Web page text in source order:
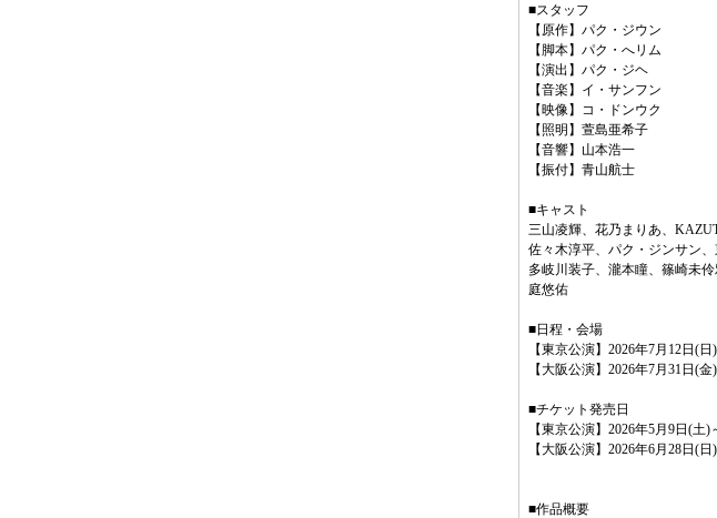
■スタッフ
【原作】パク・ジウン
【脚本】パク・へリム
【演出】パク・ジヘ
【音楽】イ・サンフン
【映像】コ・ドンウク
【照明】萱島亜希子
【音響】山本浩一
【振付】青山航士
■キャスト
三山凌輝、花乃まりあ、
佐々木淳平、パク・ジンサン、
多岐川装子、瀧本瞳、篠崎未
庭悠佑
■日程・会場
【東京公演】2026年7月12日(
【大阪公演】2026年7月31日
■チケット発売日
【東京公演】2026年5月9日(土)
【大阪公演】2026年6月28日(日
■作品概要